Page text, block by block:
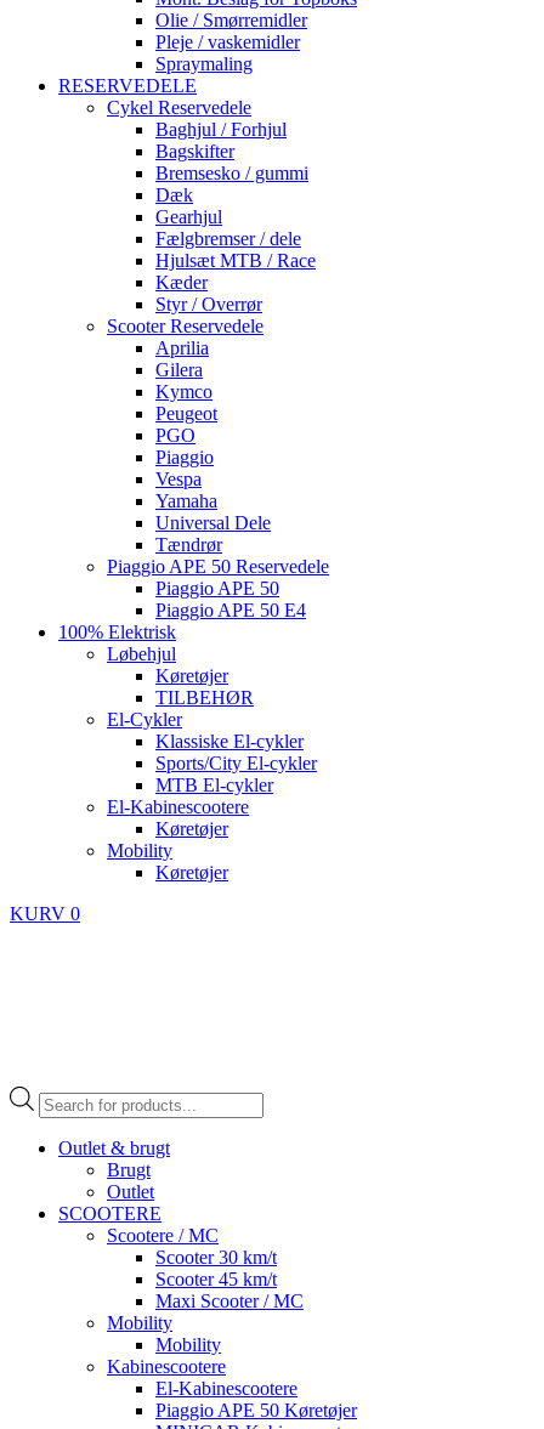
Olie / Smørremidler
Pleje / vaskemidler
Spraymaling
RESERVEDELE
Cykel Reservedele
Baghjul / Forhjul
Bagskifter
Bremsesko / gummi
Dæk
Gearhjul
Fælgbremser / dele
Hjulsæt MTB / Race
Kæder
Styr / Overrør
Scooter Reservedele
Aprilia
Gilera
Kymco
Peugeot
PGO
Piaggio
Vespa
Yamaha
Universal Dele
Tændrør
Piaggio APE 50 Reservedele
Piaggio APE 50
Piaggio APE 50 E4
100% Elektrisk
Løbehjul
Køretøjer
TILBEHØR
El-Cykler
Klassiske El-cykler
Sports/City El-cykler
MTB El-cykler
El-Kabinescootere
Køretøjer
Mobility
Køretøjer
KURV 0
Products
search
Outlet & brugt
Brugt
Outlet
SCOOTERE
Scootere / MC
Scooter 30 km/t
Scooter 45 km/t
Maxi Scooter / MC
Mobility
Mobility
Kabinescootere
El-Kabinescootere
Piaggio APE 50 Køretøjer